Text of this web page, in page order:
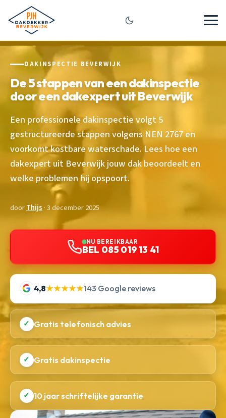
DAKINSPECTIE BEVERWIJK
De 5 stappen van een dakinspectie
door een dakexpert uit Beverwijk
Een professionele dakinspectie volgt 5
gestructureerde stappen volgens NEN 2767 en
voorkomt kostbare waterschade. Lees hoe een
dakexpert uit Beverwijk jouw dak beoordeelt en
welke problemen hij opspoort.
doorThijs · 3 december 2025
NU BEREIKBAAR
BEL 085 019 13 41
4,8★★★★★143 Google reviews
✓ Gratis telefonisch advies
✓ Gratis dakinspectie
✓ 10 jaar schriftelijke garantie